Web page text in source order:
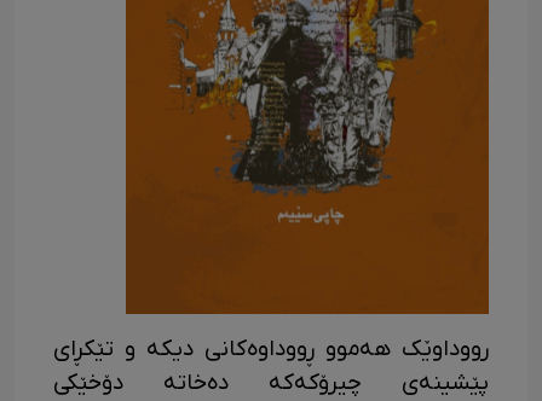
رووداوێک هەموو ڕووداوەکانی دیکە و تێکڕای
پێشینەی چیرۆکەکە دەخاتە دۆخێکی